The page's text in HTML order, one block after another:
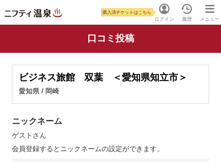
ログイン
購入済チケットはこちら
履歴 メニュー
口コミ投稿
ビジネス旅館 双葉 ＜愛知県知立市＞
愛知県 / 岡崎
ニックネーム
ゲスト さん
会員登録するとニックネームの設定ができます。